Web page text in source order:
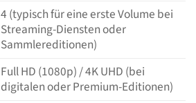
4 (typisch für eine erste Volume bei
Streaming-Diensten oder
Sammlereditionen)
Full HD (1080p) / 4K UHD (bei
digitalen oder Premium-Editionen)